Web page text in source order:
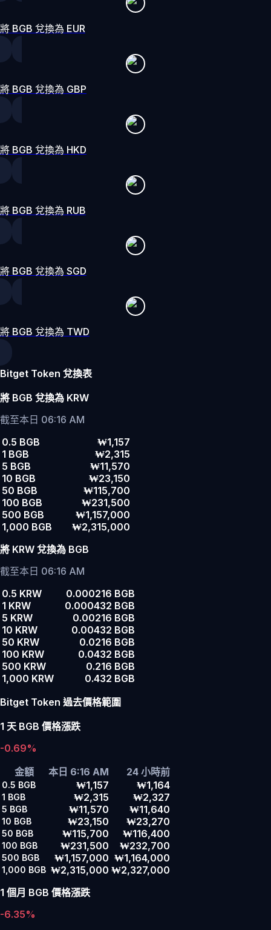
將 BGB 兌換為 EUR
將 BGB 兌換為 GBP
將 BGB 兌換為 HKD
將 BGB 兌換為 RUB
將 BGB 兌換為 SGD
將 BGB 兌換為 TWD
Bitget Token 兌換表
將 BGB 兌換為 KRW
截至本日 06:16 AM
0.5 BGB
₩1,157
1 BGB
₩2,315
5 BGB
₩11,570
10 BGB
₩23,150
50 BGB
₩115,700
100 BGB
₩231,500
500 BGB
₩1,157,000
1,000 BGB
₩2,315,000
將 KRW 兌換為 BGB
截至本日 06:16 AM
0.5 KRW
0.000216 BGB
1 KRW
0.000432 BGB
5 KRW
0.00216 BGB
10 KRW
0.00432 BGB
50 KRW
0.0216 BGB
100 KRW
0.0432 BGB
500 KRW
0.216 BGB
1,000 KRW
0.432 BGB
Bitget Token 過去價格範圍
1 天 BGB 價格漲跌
-0.69%
金額
本日 6:16 AM 24 小時前
0.5 BGB ₩1,157 ₩1,164
1 BGB ₩2,315 ₩2,327
5 BGB ₩11,570 ₩11,640
10 BGB ₩23,150 ₩23,270
50 BGB ₩115,700 ₩116,400
100 BGB ₩231,500 ₩232,700
500 BGB ₩1,157,000 ₩1,164,000
1,000 BGB ₩2,315,000 ₩2,327,000
1 個月 BGB 價格漲跌
-6.35%